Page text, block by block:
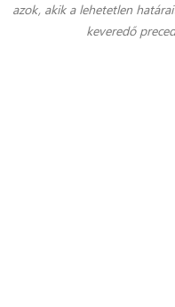
azok, akik a lehetetlen
keveredő